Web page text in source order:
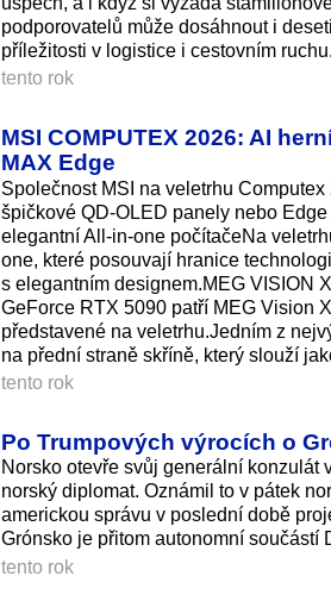
podporovatelů může dosáhnout i
příležitosti v logistice i cestovním ruchu.
tento rok
MSI COMPUTEX 2026: AI
MAX Edge
Společnost MSI na veletrhu
špičkové QD-OLED panely nebo
elegantní All-in-one počítačeNa
one, které posouvají hranice
s elegantním designem.MEG VISION
GeForce RTX 5090 patří MEG Vision
představené na veletrhu.Jedním z
na přední straně skříně, který slouží
tento rok
Po Trumpových výrocích o
Norsko otevře svůj generální konzulát
norský diplomat. Oznámil to v pátek
americkou správu v poslední době
Grónsko je přitom autonomní součástí
tento rok